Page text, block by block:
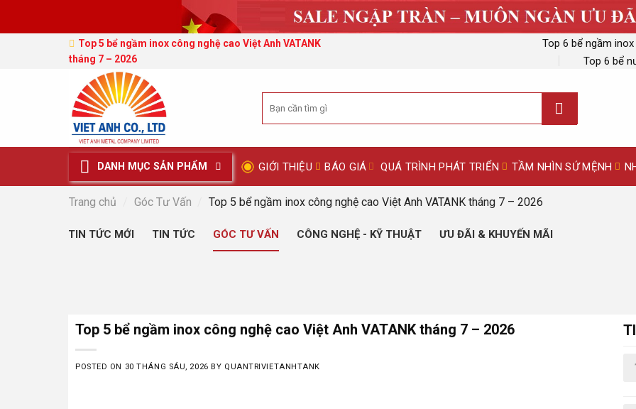
Top 5 bể ngầm inox công nghệ cao Việt Anh VATANK
tháng 7 – 2026
Top 6 bể ngầm
Top 6 bể
kiếm:
DANH MỤC SẢN PHẨM GIỚI THIỆU BÁO GIÁ QUÁ TRÌNH PHÁT TRIỂN TẦM NHÌN SỨ MỆNH
Trang chủ Góc Tư Vấn Top 5 bể ngầm inox công nghệ cao Việt Anh VATANK tháng 7 – 2026
TIN TỨC MỚI TIN TỨC GÓC TƯ VẤN CÔNG NGHỆ - KỸ THUẬT ƯU ĐÃI & KHUYẾN MÃI
Top 5 bể ngầm inox công nghệ cao Việt Anh VATANK tháng 7 – 2026
POSTED ON 30 THÁNG SÁU, 2026 BY QUANTRIVIETANHTANK